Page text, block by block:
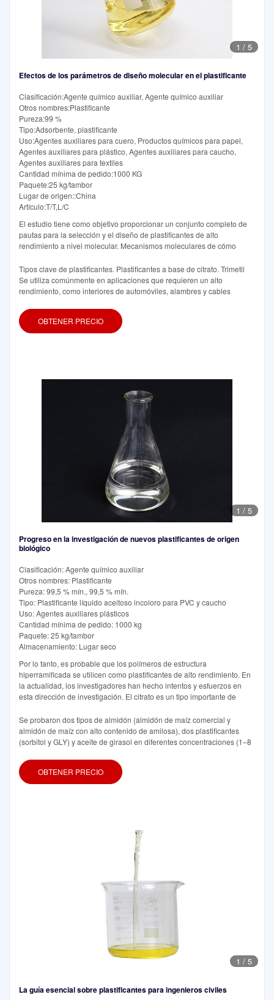
1 / 5
Efectos de los parámetros de diseño molecular en el plastificante
Clasificación:Agente químico auxiliar, Agente químico auxiliar
Otros nombres:Plastificante
Pureza:99 %
Tipo:Adsorbente, plastificante
Uso:Agentes auxiliares para cuero, Productos químicos para papel,
Agentes auxiliares para plástico, Agentes auxiliares para caucho,
Agentes auxiliares para textiles
Cantidad mínima de pedido:1000 KG
Paquete:25 kg/tambor
Lugar de origen::China
Artículo:T/T,L/C
El estudio tiene como objetivo proporcionar un conjunto completo de
pautas para la selección y el diseño de plastificantes de alto
rendimiento a nivel molecular. Mecanismos moleculares de cómo
Tipos clave de plastificantes. Plastificantes a base de citrato. Trimetil
Se utiliza comúnmente en aplicaciones que requieren un alto
rendimiento, como interiores de automóviles, alambres y cables
OBTENER PRECIO
1 / 5
Progreso en la investigación de nuevos plastificantes de origen
biológico
Clasificación: Agente químico auxiliar
Otros nombres: Plastificante
Pureza: 99,5 % mín., 99,5 % mín.
Tipo: Plastificante líquido aceitoso incoloro para PVC y caucho
Uso: Agentes auxiliares plásticos
Cantidad mínima de pedido: 1000 kg
Paquete: 25 kg/tambor
Almacenamiento: Lugar seco
Por lo tanto, es probable que los polímeros de estructura
hiperramificada se utilicen como plastificantes de alto rendimiento. En
la actualidad, los investigadores han hecho intentos y esfuerzos en
esta dirección de investigación. El citrato es un tipo importante de
Se probaron dos tipos de almidón (almidón de maíz comercial y
almidón de maíz con alto contenido de amilosa), dos plastificantes
(sorbitol y GLY) y aceite de girasol en diferentes concentraciones (1–8
OBTENER PRECIO
1 / 5
La guía esencial sobre plastificantes para ingenieros civiles